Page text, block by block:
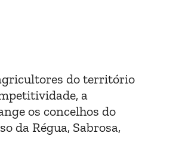
do território
a
os concelhos do
da Régua, Sabrosa,